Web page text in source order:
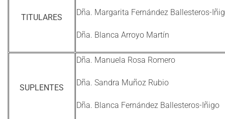
TITULARES
Dña. Margarita Fernández Ballesteros-
Dña. Blanca Arroyo Martín
SUPLENTES
Dña. Manuela Rosa Romero
Dña. Sandra Muñoz Rubio
Dña. Blanca Fernández Ballesteros-Iñigo